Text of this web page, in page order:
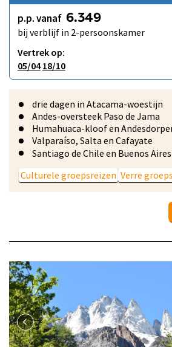
p.p. vanaf 6.349
bij verblijf in 2-persoonskamer
Vertrek op:
05/04 18/10
drie dagen in Atacama-woestijn
Andes-oversteek Paso de Jama
Humahuaca-kloof en
Valparaíso, Salta en Cafayate
Santiago de Chile en Buenos Aires
Culturele groepsreizen Verre